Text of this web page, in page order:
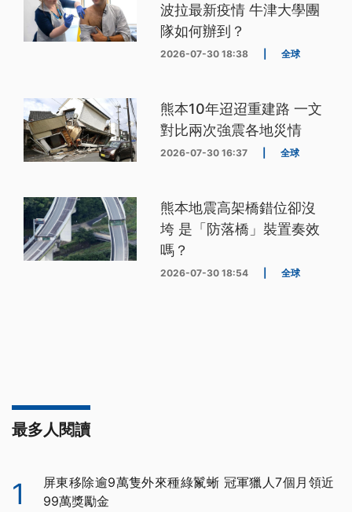
波拉最新疫情 牛津大學團
隊如何辦到？
2026-07-30 18:38 全球
熊本10年迢迢重建路 一文
對比兩次強震各地災情
2026-07-30 16:37 全球
熊本地震高架橋錯位卻沒
垮 是「防落橋」裝置奏效
嗎？
2026-07-30 18:54 全球
最多人閱讀
1
屏東移除逾9萬隻外來種綠鬣蜥 冠軍獵人7個月領近
99萬獎勵金